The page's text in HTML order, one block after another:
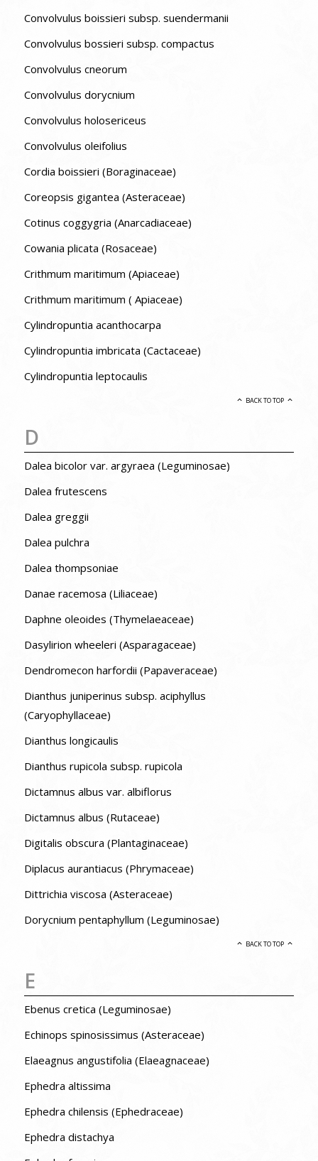
Convolvulus boissieri subsp. suendermanii
Convolvulus bossieri subsp. compactus
Convolvulus cneorum
Convolvulus dorycnium
Convolvulus holosericeus
Convolvulus oleifolius
Cordia boissieri (Boraginaceae)
Coreopsis gigantea (Asteraceae)
Cotinus coggygria (Anarcadiaceae)
Cowania plicata (Rosaceae)
Crithmum maritimum (Apiaceae)
Crithmum maritimum ( Apiaceae)
Cylindropuntia acanthocarpa
Cylindropuntia imbricata (Cactaceae)
Cylindropuntia leptocaulis
BACK TO TOP
D
Dalea bicolor var. argyraea (Leguminosae)
Dalea frutescens
Dalea greggii
Dalea pulchra
Dalea thompsoniae
Danae racemosa (Liliaceae)
Daphne oleoides (Thymelaeaceae)
Dasylirion wheeleri (Asparagaceae)
Dendromecon harfordii (Papaveraceae)
Dianthus juniperinus subsp. aciphyllus
(Caryophyllaceae)
Dianthus longicaulis
Dianthus rupicola subsp. rupicola
Dictamnus albus var. albiflorus
Dictamnus albus (Rutaceae)
Digitalis obscura (Plantaginaceae)
Diplacus aurantiacus (Phrymaceae)
Dittrichia viscosa (Asteraceae)
Dorycnium pentaphyllum (Leguminosae)
BACK TO TOP
E
Ebenus cretica (Leguminosae)
Echinops spinosissimus (Asteraceae)
Elaeagnus angustifolia (Elaeagnaceae)
Ephedra altissima
Ephedra chilensis (Ephedraceae)
Ephedra distachya